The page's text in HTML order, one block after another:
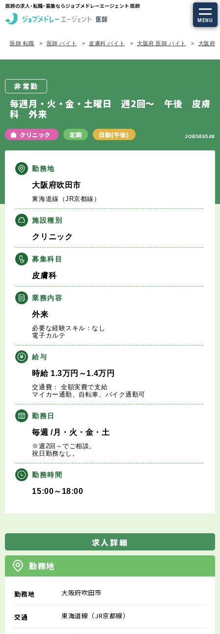
医師の求人・転職・募集ならジョブメドレーエージェント 医師
MENU
求人を探す
定期非常勤の求人
エージェントサービスTOP
サービスの流れ
医師の求人・転職Q&A
知りたい・聞きたい
転職成功事例
医師の転職マニュアル
データで見る医師の平均年収
医師に役立つ取材記事
大学医局紹介
医師 転職 医師 バイト 皮膚科 バイト 大阪府 医師 バイト 大阪府/
非常勤
毎週月・火・金・土曜日 週2回～ 午後 皮膚
科 外来
クリニック 定期 日勤(午後) JOB586548
勤務地
大阪府吹田市
東海道線（JR京都線）
施設種別
クリニック
募集科目
皮膚科
業務内容
外来
必要な経験スキル：なし
電子カルテ
給与
時給1.3万円 ～1.4万円
交通費： 全額実費で支給
マイカー通勤、⾃転⾞、バイク通勤可
勤務日
毎週 /月・火・金・土
※週2回～でご相談。
祝日勤務なし。
勤務時間
15:00～18:00
求人詳細
勤務地
勤務地 大阪府吹田市
交通 東海道線（JR京都線）